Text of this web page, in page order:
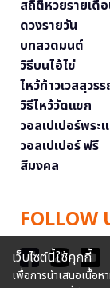
สถิติหวยรายเดื
ดวงรายวัน
บทสวดมนต์
วิธีบนไอ้ไข่
ไหว้ท้าวเวสสุวร
วิธีไหว้วัดแขก
วอลเปเปอร์พร
วอลเปเปอร์ ฟรี
สีมงคล
FOLLOW
เว็บไซต์นี้ใช้คุกกี้
เพื่อการนำเสนอเนื้อ